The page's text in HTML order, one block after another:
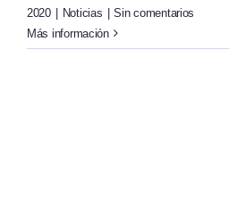
2020
Noticias
Sin comentarios
Más información